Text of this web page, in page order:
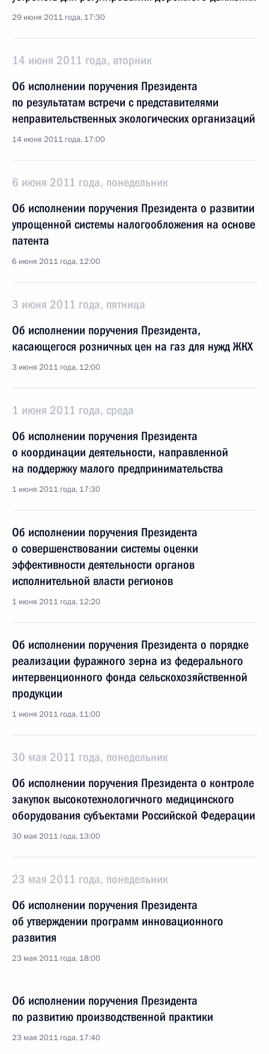
29 июня 2011 года, 17:30
14 июня 2011 года, вторник
Об исполнении поручения Президента
по результатам встречи с представителями
неправительственных экологических организаций
14 июня 2011 года, 17:00
6 июня 2011 года, понедельник
Об исполнении поручения Президента о развитии
упрощенной системы налогообложения на основе
патента
6 июня 2011 года, 12:00
3 июня 2011 года, пятница
Об исполнении поручения Президента,
касающегося розничных цен на газ для нужд ЖКХ
3 июня 2011 года, 12:00
1 июня 2011 года, среда
Об исполнении поручения Президента
о координации деятельности, направленной
на поддержку малого предпринимательства
1 июня 2011 года, 17:30
Об исполнении поручения Президента
о совершенствовании системы оценки
эффективности деятельности органов
исполнительной власти регионов
1 июня 2011 года, 12:20
Об исполнении поручения Президента о порядке
реализации фуражного зерна из федерального
интервенционного фонда сельскохозяйственной
продукции
1 июня 2011 года, 11:00
30 мая 2011 года, понедельник
Об исполнении поручения Президента о контроле
закупок высокотехнологичного медицинского
оборудования субъектами Российской Федерации
30 мая 2011 года, 13:00
23 мая 2011 года, понедельник
Об исполнении поручения Президента
об утверждении программ инновационного
развития
23 мая 2011 года, 18:00
Об исполнении поручения Президента
по развитию производственной практики
23 мая 2011 года, 17:40